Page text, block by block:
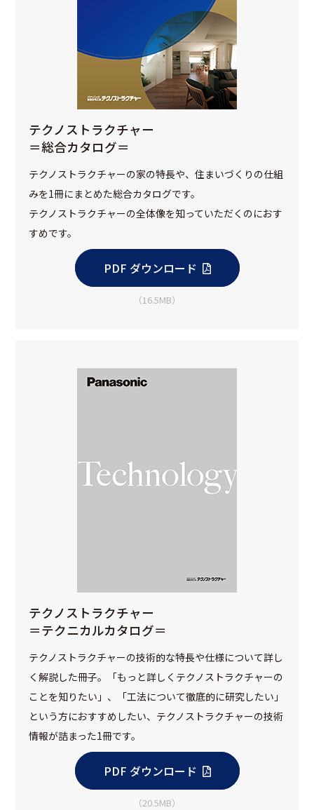
テクノストラクチャー
＝総合カタログ＝
テクノストラクチャーの家の特長や、住まいづくりの仕組
みを1冊にまとめた総合カタログです。
テクノストラクチャーの全体像を知っていただくのにおす
すめです。
PDF ダウンロード
（16.5MB）
テクノストラクチャー
＝テクニカルカタログ＝
テクノストラクチャーの技術的な特長や仕様について詳し
く解説した冊子。「もっと詳しくテクノストラクチャーの
ことを知りたい」、「工法について徹底的に研究したい」
という方におすすめしたい、テクノストラクチャーの技術
情報が詰まった1冊です。
PDF ダウンロード
（20.5MB）